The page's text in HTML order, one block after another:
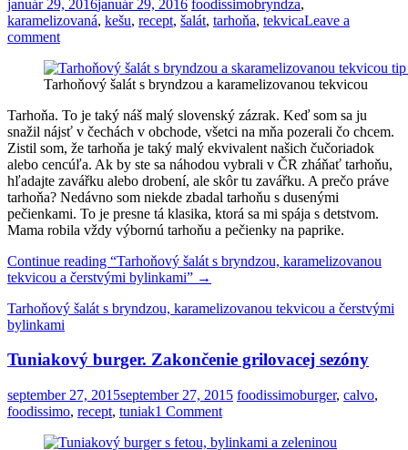
január 29, 2016január 29, 2016 foodissimobryndza,
karamelizovaná, kešu, recept, šalát, tarhoňa, tekvicaLeave a
comment
Tarhoňový šalát s bryndzou a karamelizovanou tekvicou
Tarhoňa. To je taký náš malý slovenský zázrak. Keď som sa ju
snažil nájsť v čechách v obchode, všetci na mňa pozerali čo chcem.
Zistil som, že tarhoňa je taký malý ekvivalent našich čučoriadok
alebo cencúľa. Ak by ste sa náhodou vybrali v ČR zháňať tarhoňu,
hľadajte zavářku alebo drobení, ale skôr tu zavářku. A prečo práve
tarhoňa? Nedávno som niekde zbadal tarhoňu s dusenými
pečienkami. To je presne tá klasika, ktorá sa mi spája s detstvom.
Mama robila vždy výbornú tarhoňu a pečienky na paprike.
Continue reading “Tarhoňový šalát s bryndzou, karamelizovanou
tekvicou a čerstvými bylinkami” →
Tarhoňový šalát s bryndzou, karamelizovanou tekvicou a čerstvými
bylinkami
Tuniakový burger. Zakončenie grilovacej sezóny
september 27, 2015september 27, 2015 foodissimoburger, calvo,
foodissimo, recept, tuniak1 Comment